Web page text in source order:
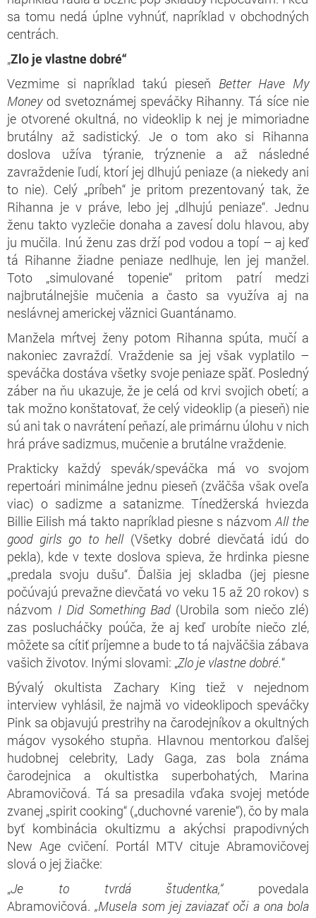
sa tomu nedá úplne vyhnúť, napríklad v obchodných
centrách.
„Zlo je vlastne dobré“
Vezmime si napríklad takú pieseň Better Have My
Money od svetoznámej speváčky Rihanny. Tá síce nie
je otvorené okultná, no videoklip k nej je mimoriadne
brutálny až sadistický. Je o tom ako si Rihanna
doslova užíva týranie, trýznenie a až následné
zavraždenie ľudí, ktorí jej dlhujú peniaze (a niekedy ani
to nie). Celý „príbeh“ je pritom prezentovaný tak, že
Rihanna je v práve, lebo jej „dlhujú peniaze“. Jednu
ženu takto vyzlečie donaha a zavesí dolu hlavou, aby
ju mučila. Inú ženu zas drží pod vodou a topí – aj keď
tá Rihanne žiadne peniaze nedlhuje, len jej manžel.
Toto „simulované topenie“ pritom patrí medzi
najbrutálnejšie mučenia a často sa využíva aj na
neslávnej americkej väznici Guantánamo.
Manžela mŕtvej ženy potom Rihanna spúta, mučí a
nakoniec zavraždí. Vraždenie sa jej však vyplatilo –
speváčka dostáva všetky svoje peniaze späť. Posledný
záber na ňu ukazuje, že je celá od krvi svojich obetí; a
tak možno konštatovať, že celý videoklip (a pieseň) nie
sú ani tak o navrátení peňazí, ale primárnu úlohu v nich
hrá práve sadizmus, mučenie a brutálne vraždenie.
Prakticky každý spevák/speváčka má vo svojom
repertoári minimálne jednu pieseň (zväčša však oveľa
viac) o sadizme a satanizme. Tínedžerská hviezda
Billie Eilish má takto napríklad piesne s názvomAll the
good girls go to hell (Všetky dobré dievčatá idú do
pekla), kde v texte doslova spieva, že hrdinka piesne
„predala svoju dušu“. Ďalšia jej skladba (jej piesne
počúvajú prevažne dievčatá vo veku 15 až 20 rokov) s
názvom I Did Something Bad (Urobila som niečo zlé)
zas poslucháčky poúča, že aj keď urobíte niečo zlé,
môžete sa cítiť príjemne a bude to tá najväčšia zábava
vašich životov. Inými slovami: „Zlo je vlastne dobré.“
Bývalý okultista Zachary King tiež v nejednom
interview vyhlásil, že najmä vo videoklipoch speváčky
Pink sa objavujú prestrihy na čarodejníkov a okultných
mágov vysokého stupňa. Hlavnou mentorkou ďalšej
hudobnej celebrity, Lady Gaga, zas bola známa
čarodejnica a okultistka superbohatých, Marina
Abramovičová. Tá sa presadila vďaka svojej metóde
zvanej „spirit cooking“ („duchovné varenie“), čo by mala
byť kombinácia okultizmu a akýchsi prapodivných
New Age cvičení. Portál MTV cituje Abramovičovej
slová o jej žiačke:
„Je to tvrdá študentka,“ povedala
Abramovičová. „Musela som jej zaviazať oči a ona bola